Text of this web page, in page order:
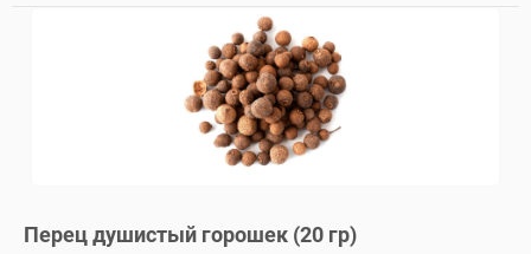
Перец душистый горошек (20 гр)